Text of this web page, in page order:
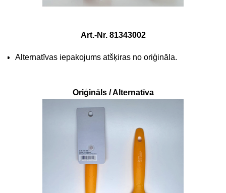
Art.-Nr. 81343002
Alternatīvas iepakojums atšķiras no oriģināla.
Oriģināls / Alternatīva